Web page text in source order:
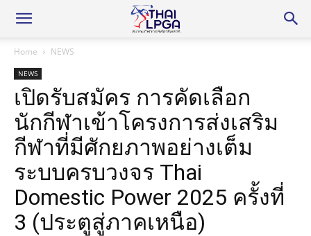
Home NEWS
NEWS
เปิดรับสมัคร การคัดเลือก
นักกีฬาเข้าโครงการส่งเสริม
กีฬาที่มีศักยภาพอย่างเต็ม
ระบบครบวงจร Thai
Domestic Power 2025 ครั้งที่
3 (ประตูสู่ภาคเหนือ)